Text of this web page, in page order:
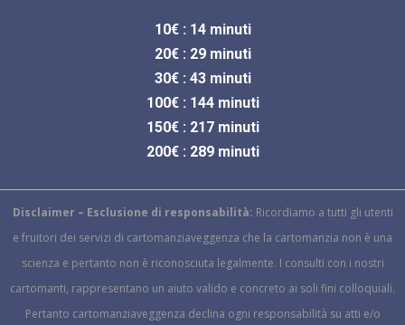
10€ : 14 minuti
20€ : 29 minuti
30€ : 43 minuti
100€ : 144 minuti
150€ : 217 minuti
200€ : 289 minuti
Disclaimer – Esclusione di responsabilità: Ricordiamo a tutti gli utenti
e fruitori dei servizi di cartomanziaveggenza che la cartomanzia non è una
scienza e pertanto non è riconosciuta legalmente. I consulti con i nostri
cartomanti, rappresentano un aiuto valido e concreto ai soli fini colloquiali.
Pertanto cartomanziaveggenza declina ogni responsabilità su atti e/o